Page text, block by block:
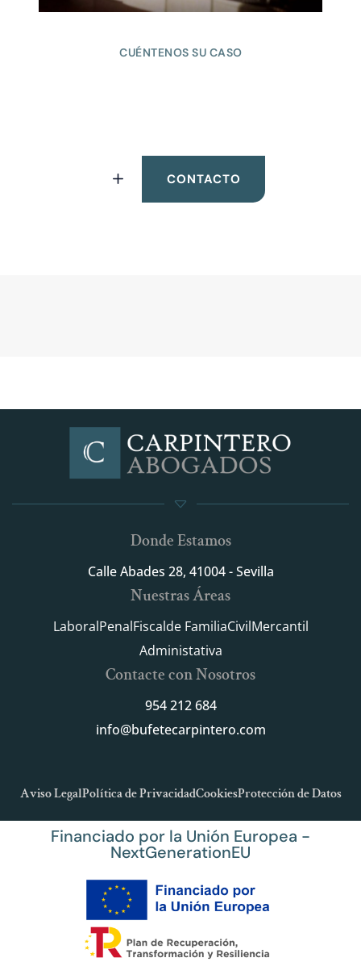
CUÉNTENOS SU CASO
CONTACTO
Donde Estamos
Calle Abades 28, 41004 - Sevilla
Nuestras Áreas
LaboralPenalFiscalde FamiliaCivilMercantil
Administativa
Contacte con Nosotros
954 212 684
info@bufetecarpintero.com
Aviso LegalPolítica de PrivacidadCookiesProtección de Datos
Financiado por la Unión Europea -
NextGenerationEU